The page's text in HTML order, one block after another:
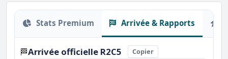
Stats Premium Arrivée & Rapports
🏁Arrivée officielle R2C5 Copier